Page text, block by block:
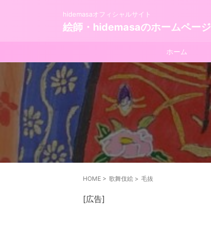
hidemasaオフィシャルサイト
絵師・hidemasaのホームページ
ホーム
HOME > 歌舞伎絵 > 毛抜
[広告]